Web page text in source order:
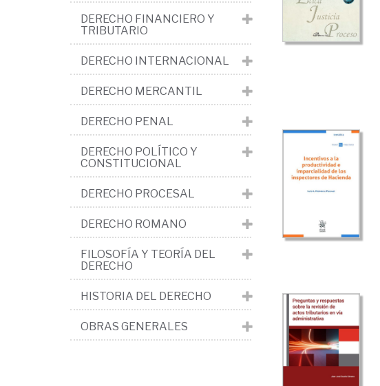
Obras
generales.
DERECHO FINANCIERO Y
TRIBUTARIO
DERECHO INTERNACIONAL
DERECHO MERCANTIL
DERECHO PENAL
DERECHO POLÍTICO Y
CONSTITUCIONAL
DERECHO PROCESAL
DERECHO ROMANO
FILOSOFÍA Y TEORÍA DEL
DERECHO
HISTORIA DEL DERECHO
OBRAS GENERALES